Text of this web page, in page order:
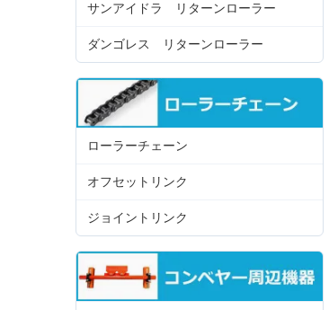
サンアイドラ リターンローラー
ダンゴレス リターンローラー
ローラーチェーン
オフセットリンク
ジョイントリンク